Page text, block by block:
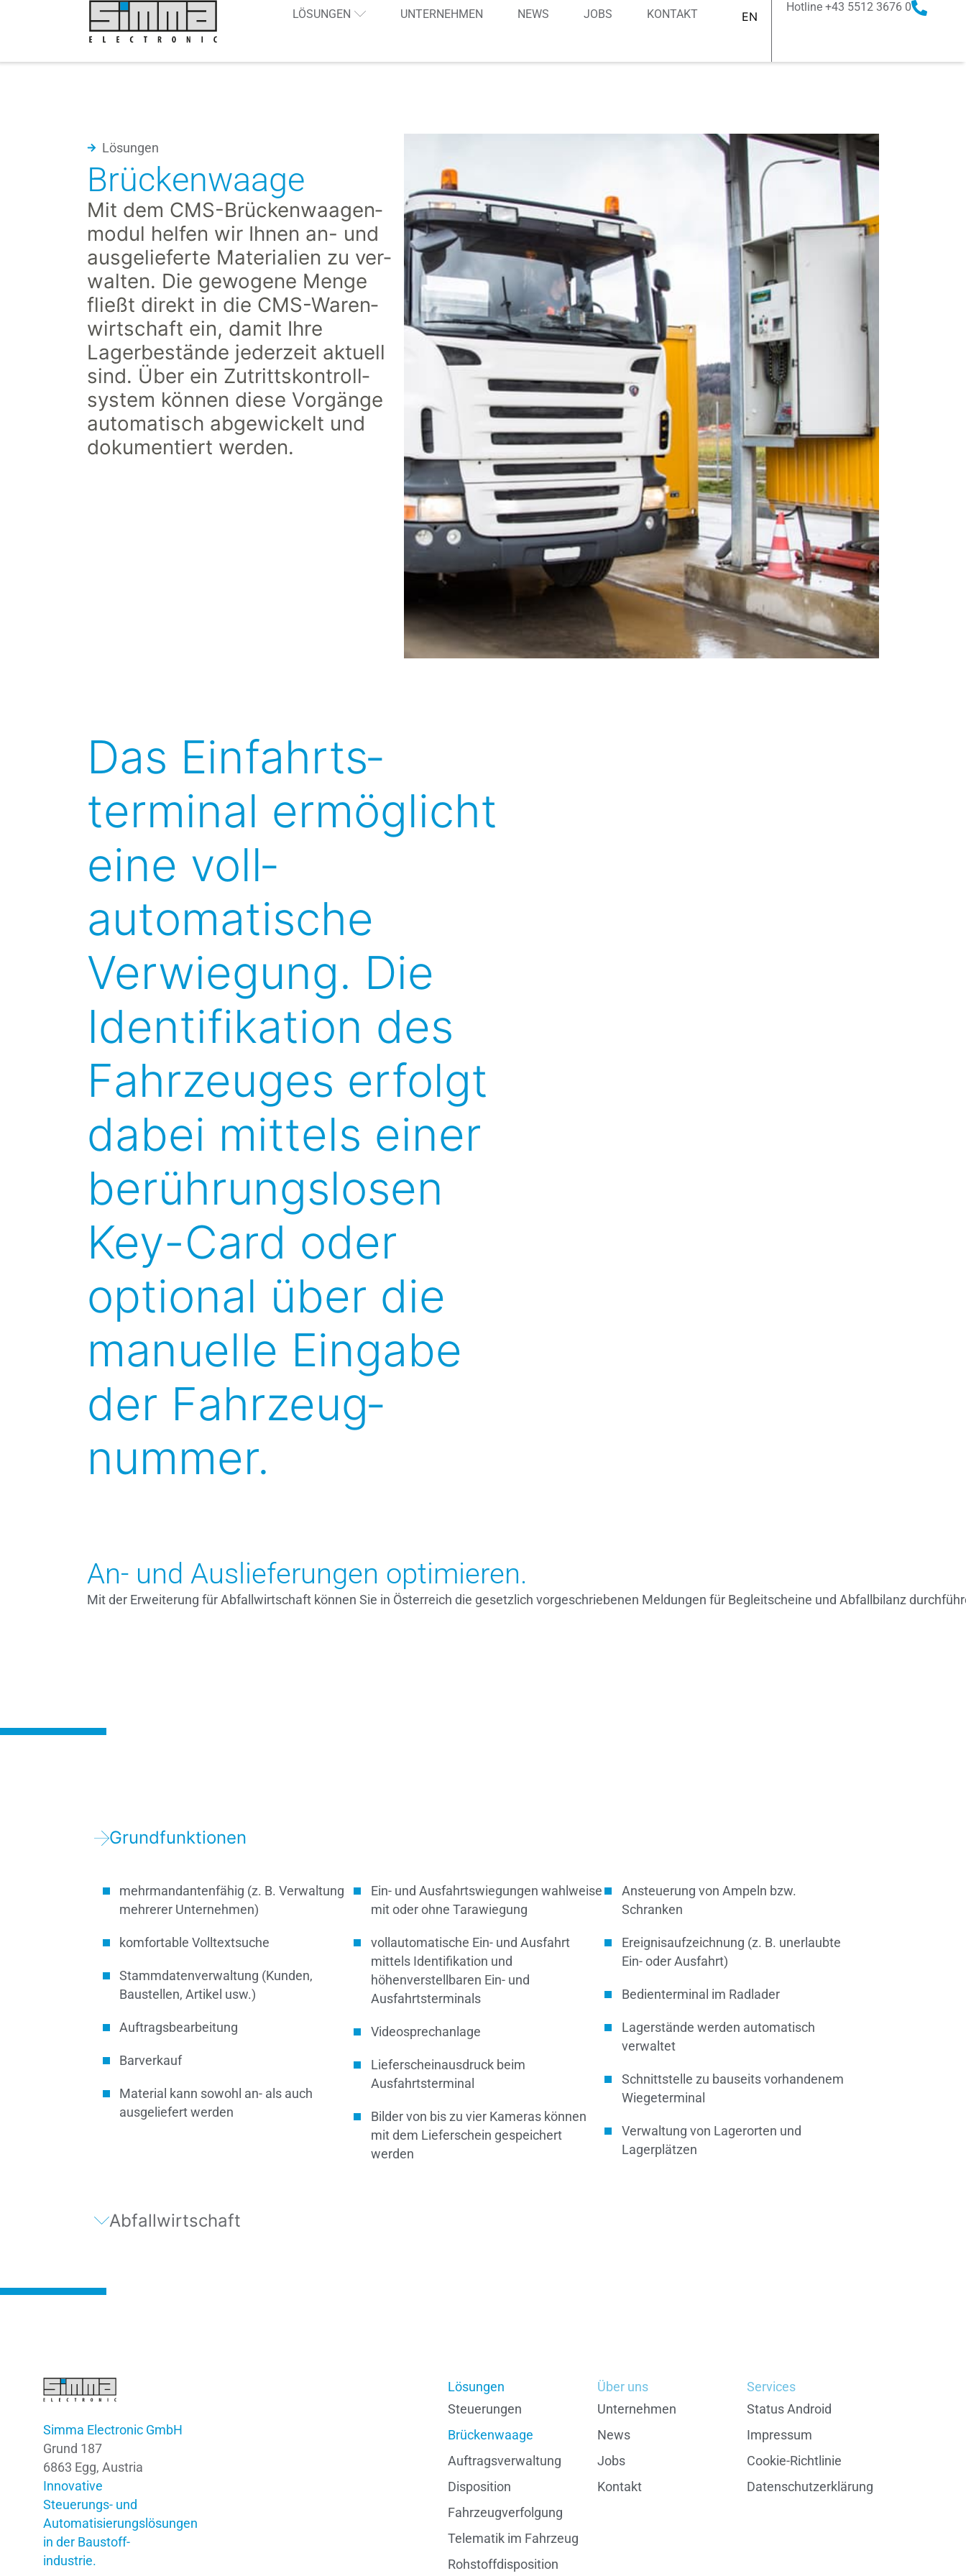
LÖSUNGEN UNTERNEHMEN NEWS JOBS KONTAKT EN
Hotline +43 5512 3676 0
Lösungen
Brückenwaage
Mit dem CMS-Brücken­waagen­
modul helfen wir Ihnen an- und
ausgelieferte Materialien zu ver­
walten. Die gewogene Menge
fließt direkt in die CMS-Waren­
wirtschaft ein, damit Ihre
Lagerbestände jederzeit aktuell
sind. Über ein Zutritts­­kontroll­
system können diese Vorgänge
automatisch abgewickelt und
dokumentiert werden.
Das Einfahrts­
terminal ermöglicht
eine voll­
automatische
Verwiegung. Die
Identifikation des
Fahrzeuges erfolgt
dabei mittels einer
berührungs­losen
Key-Card oder
optional über die
manuelle Eingabe
der Fahrzeug­
nummer.
An- und Auslieferungen optimieren.
Mit der Erweiterung für Abfallwirtschaft können Sie in Österreich die gesetzlich vorgeschriebenen Meldungen für Begleitscheine und Abfallbilanz
Grundfunktionen
mehr­mandanten­fähig (z. B. Verwaltung
mehrerer Unternehmen)
komfortable Volltextsuche
Stamm­daten­verwaltung (Kunden,
Baustellen, Artikel usw.)
Auftragsbearbeitung
Barverkauf
Material kann sowohl an- als auch
ausgeliefert werden
Ein- und Ausfahrtswiegungen wahlweise
mit oder ohne Tarawiegung
vollautomatische Ein- und Ausfahrt
mittels Identifikation und
höhenverstellbaren Ein- und
Ausfahrtsterminals
Videosprechanlage
Lieferscheinausdruck beim
Ausfahrtsterminal
Bilder von bis zu vier Kameras können
mit dem Lieferschein gespeichert
werden
Ansteuerung von Ampeln bzw.
Schranken
Ereignisaufzeichnung (z. B. unerlaubte
Ein- oder Ausfahrt)
Bedienterminal im Radlader
Lagerstände werden automatisch
verwaltet
Schnittstelle zu bauseits vorhandenem
Wiegeterminal
Verwaltung von Lagerorten und
Lagerplätzen
Abfallwirtschaft
Simma Electronic GmbH
Grund 187
6863 Egg, Austria
Innovative
Steuerungs- und
Automatisierungslösungen
in der Baustoff­
industrie.
Lösungen
Steuerungen
Brückenwaage
Auftragsverwaltung
Disposition
Fahrzeugverfolgung
Telematik im Fahrzeug
Rohstoffdisposition
Über uns
Unternehmen
News
Jobs
Kontakt
Services
Status Android
Impressum
Cookie-Richtlinie
Datenschutzerklärung